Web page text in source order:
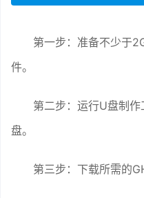
第一步：准备不少于
件。
第二步：运行U盘制
盘。
第三步：下载所需的